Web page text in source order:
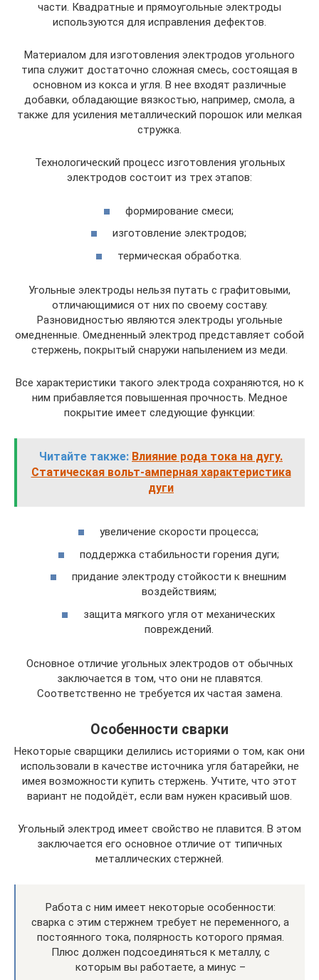
части. Квадратные и прямоугольные электроды
используются для исправления дефектов.
Материалом для изготовления электродов угольного
типа служит достаточно сложная смесь, состоящая в
основном из кокса и угля. В нее входят различные
добавки, обладающие вязкостью, например, смола, а
также для усиления металлический порошок или мелкая
стружка.
Технологический процесс изготовления угольных
электродов состоит из трех этапов:
формирование смеси;
изготовление электродов;
термическая обработка.
Угольные электроды нельзя путать с графитовыми,
отличающимися от них по своему составу.
Разновидностью являются электроды угольные
омедненные. Омедненный электрод представляет собой
стержень, покрытый снаружи напылением из меди.
Все характеристики такого электрода сохраняются, но к
ним прибавляется повышенная прочность. Медное
покрытие имеет следующие функции:
Читайте также: Влияние рода тока на дугу.
Статическая вольт-амперная характеристика
дуги
увеличение скорости процесса;
поддержка стабильности горения дуги;
придание электроду стойкости к внешним
воздействиям;
защита мягкого угля от механических
повреждений.
Основное отличие угольных электродов от обычных
заключается в том, что они не плавятся.
Соответственно не требуется их частая замена.
Особенности сварки
Некоторые сварщики делились историями о том, как они
использовали в качестве источника угля батарейки, не
имея возможности купить стержень. Учтите, что этот
вариант не подойдёт, если вам нужен красивый шов.
Угольный электрод имеет свойство не плавится. В этом
заключается его основное отличие от типичных
металлических стержней.
Работа с ним имеет некоторые особенности:
сварка с этим стержнем требует не переменного, а
постоянного тока, полярность которого прямая.
Плюс должен подсоединяться к металлу, с
которым вы работаете, а минус –